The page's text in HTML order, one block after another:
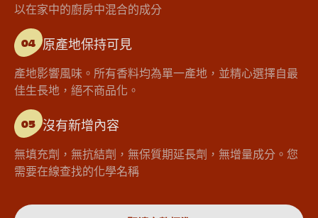
以在家中的廚房中混合的成分
04 原產地保持可見
產地影響風味。所有香料均為單一產地，並精心選擇自最
佳生長地，絕不商品化。
05 沒有新增內容
無填充劑，無抗結劑，無保質期延長劑，無增量成分。您
需要在線查找的化學名稱